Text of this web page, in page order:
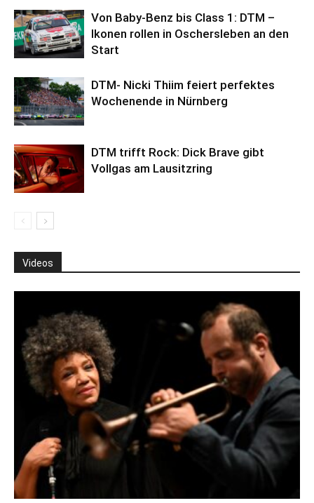
Von Baby-Benz bis Class 1: DTM –
Ikonen rollen in Oschersleben an den
Start
DTM- Nicki Thiim feiert perfektes
Wochenende in Nürnberg
DTM trifft Rock: Dick Brave gibt
Vollgas am Lausitzring
Videos